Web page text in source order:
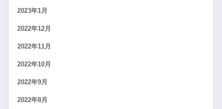
2023年1月
2022年12月
2022年11月
2022年10月
2022年9月
2022年8月